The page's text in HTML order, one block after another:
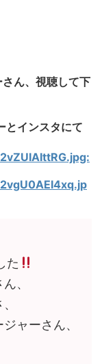
ん、視聴して下
とインスタにて
た
、
ャーさん、